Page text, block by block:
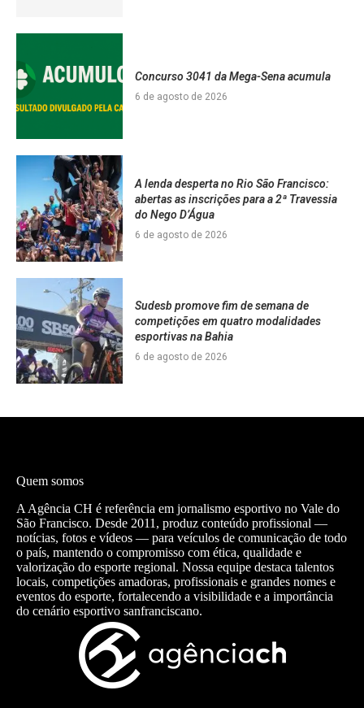
Concurso 3041 da Mega-Sena acumula
6 de agosto de 2026
A lenda desperta no Rio São Francisco:
abertas as inscrições para a 2ª Travessia
do Nego D’Água
6 de agosto de 2026
Sudesb promove fim de semana de
competições em quatro modalidades
esportivas na Bahia
6 de agosto de 2026
Quem somos
A Agência CH é referência em jornalismo esportivo no Vale do
São Francisco. Desde 2011, produz conteúdo profissional —
notícias, fotos e vídeos — para veículos de comunicação de todo
o país, mantendo o compromisso com ética, qualidade e
valorização do esporte regional. Nossa equipe destaca talentos
locais, competições amadoras, profissionais e grandes nomes e
eventos do esporte, fortalecendo a visibilidade e a importância
do cenário esportivo sanfranciscano.